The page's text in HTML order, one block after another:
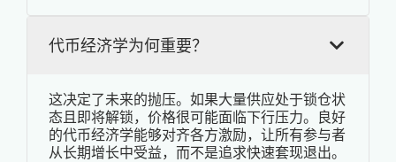
代币经济学为何重要？
这决定了未来的抛压。如果大量供应处于锁仓状
态且即将解锁，价格很可能面临下行压力。良好
的代币经济学能够对齐各方激励，让所有参与者
从长期增长中受益，而不是追求快速套现退出。